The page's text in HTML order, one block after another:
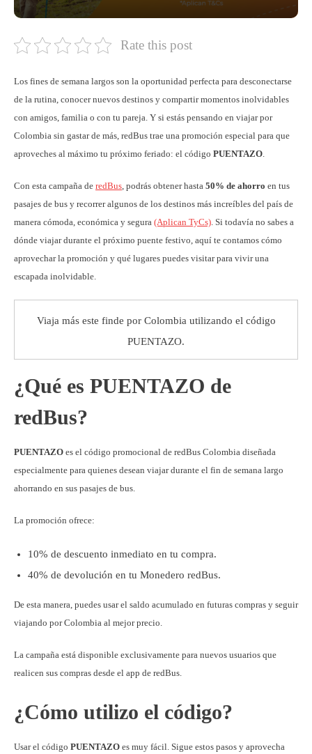
Rate this post
Los fines de semana largos son la oportunidad perfecta para desconectarse
de la rutina, conocer nuevos destinos y compartir momentos inolvidables
con amigos, familia o con tu pareja. Y si estás pensando en viajar por
Colombia sin gastar de más, redBus trae una promoción especial para que
aproveches al máximo tu próximo feriado: el código PUENTAZO
Con esta campaña de redBus , podrás obtener hasta 50% de ahorro en tus
pasajes de bus y recorrer algunos de los destinos más increíbles del país de
manera cómoda, económica y segura (Aplican TyCs) . Si todavía no sabes a
dónde viajar durante el próximo puente festivo, aquí te contamos cómo
aprovechar la promoción y qué lugares puedes visitar para vivir una
escapada inolvidable.
Viaja más este finde por Colombia utilizando el código
PUENTAZO.
¿Qué es PUENTAZO de
redBus?
PUENTAZO es el código promocional de redBus Colombia diseñada
especialmente para quienes desean viajar durante el fin de semana largo
ahorrando en sus pasajes de bus.
La promoción ofrece:
10% de descuento inmediato en tu compra.
40% de devolución en tu Monedero redBus.
De esta manera, puedes usar el saldo acumulado en futuras compras y seguir
viajando por Colombia al mejor precio.
La campaña está disponible exclusivamente para nuevos usuarios que
realicen sus compras desde el app de redBus.
¿Cómo utilizo el código?
Usar el código PUENTAZO es muy fácil. Sigue estos pasos y aprovecha